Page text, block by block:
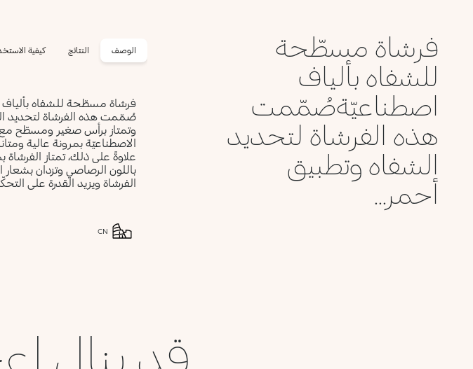
فرشاة مسطّحة
للشفاه بألياف
اصطناعيّةصُمّمت
هذه الفرشاة لتحديد
الشفاه وتطبيق
أحمر...
الوصف النتائج كيفية
فرشاة مسطّحة للشفاه بألياف
صُمّمت هذه الفرشاة لتحديد
وتمتاز برأس صغير ومسطّح مع
الاصطناعيّة بمرونة عالية
علاوةً على ذلك، تمتاز
الفرشاة ويزيد القدرة على
CN
قد ينال